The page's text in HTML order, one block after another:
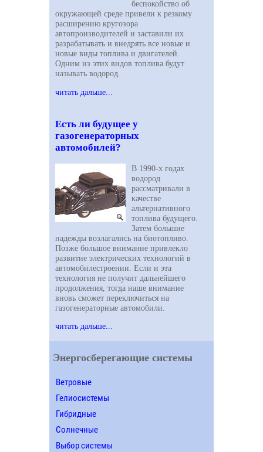
беспокойство об
окружающей среде привели к резкому
расширению кругозора
автопроизводителей и заставили их
разрабатывать и внедрять все новые и
новые виды топлива и двигателей.
Одним из этих видов топлива будут
называть водород.
читать дальше...
Есть ли будущее у
газогенераторных
автомобилей?
В 1990-х годах
водород
рассматривали в
качестве
альтернативного
топлива будущего.
Затем большие
надежды возлагались на биотопливо.
Позже большое внимание привлекло
развитие электрических технологий в
автомобилестроении. Если и эта
технология не получит дальнейшего
продолжения, тогда наше внимание
вновь сможет переключиться на
газогенераторные автомобили.
читать дальше...
Энергосберегающие системы
Ветровые
Гелиосистемы
Гибридные
Солнечные
Выбор системы